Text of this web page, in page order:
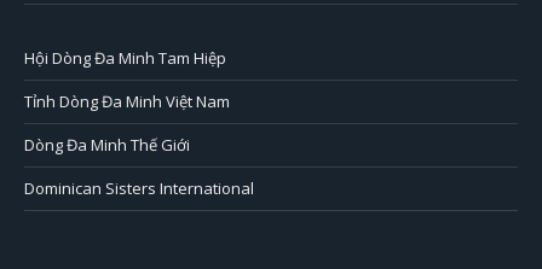
Hội Dòng Đa Minh Tam Hiệp
Tỉnh Dòng Đa Minh Việt Nam
Dòng Đa Minh Thế Giới
Dominican Sisters International